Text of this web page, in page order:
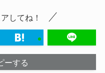
してね！
ーする